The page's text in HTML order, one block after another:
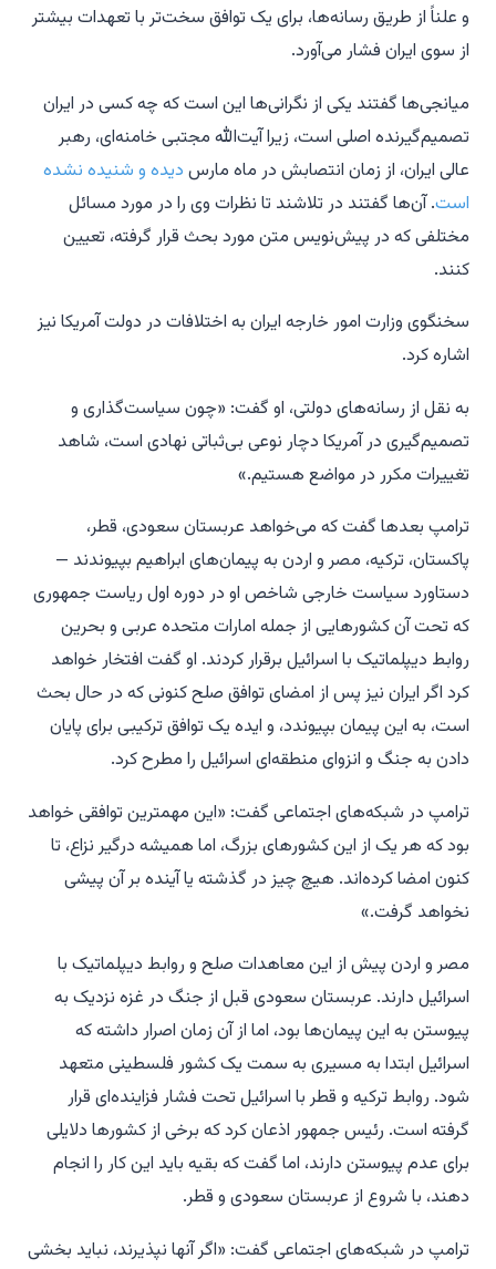
و علناً از طریق رسانه‌ها، برای یک توافق سخت‌تر با تعهدات بیشتر
از سوی ایران فشار می‌آورد.
میانجی‌ها گفتند یکی از نگرانی‌ها این است که چه کسی در ایران
تصمیم‌گیرنده اصلی است، زیرا آیت‌الله مجتبی خامنه‌ای، رهبر
عالی ایران، از زمان انتصابش در ماه مارس دیده و شنیده نشده
است. آن‌ها گفتند در تلاشند تا نظرات وی را در مورد مسائل
مختلفی که در پیش‌نویس متن مورد بحث قرار گرفته، تعیین
کنند.
سخنگوی وزارت امور خارجه ایران به اختلافات در دولت آمریکا نیز
اشاره کرد.
به نقل از رسانه‌های دولتی، او گفت: «چون سیاست‌گذاری و
تصمیم‌گیری در آمریکا دچار نوعی بی‌ثباتی نهادی است، شاهد
تغییرات مکرر در مواضع هستیم.»
ترامپ بعدها گفت که می‌خواهد عربستان سعودی، قطر،
پاکستان، ترکیه، مصر و اردن به پیمان‌های ابراهیم بپیوندند —
دستاورد سیاست خارجی شاخص او در دوره اول ریاست جمهوری
که تحت آن کشورهایی از جمله امارات متحده عربی و بحرین
روابط دیپلماتیک با اسرائیل برقرار کردند. او گفت افتخار خواهد
کرد اگر ایران نیز پس از امضای توافق صلح کنونی که در حال بحث
است، به این پیمان بپیوندد، و ایده یک توافق ترکیبی برای پایان
دادن به جنگ و انزوای منطقه‌ای اسرائیل را مطرح کرد.
ترامپ در شبکه‌های اجتماعی گفت: «این مهمترین توافقی خواهد
بود که هر یک از این کشورهای بزرگ، اما همیشه درگیر نزاع، تا
کنون امضا کرده‌اند. هیچ چیز در گذشته یا آینده بر آن پیشی
نخواهد گرفت.»
مصر و اردن پیش از این معاهدات صلح و روابط دیپلماتیک با
اسرائیل دارند. عربستان سعودی قبل از جنگ در غزه نزدیک به
پیوستن به این پیمان‌ها بود، اما از آن زمان اصرار داشته که
اسرائیل ابتدا به مسیری به سمت یک کشور فلسطینی متعهد
شود. روابط ترکیه و قطر با اسرائیل تحت فشار فزاینده‌ای قرار
گرفته است. رئیس جمهور اذعان کرد که برخی از کشورها دلایلی
برای عدم پیوستن دارند، اما گفت که بقیه باید این کار را انجام
دهند، با شروع از عربستان سعودی و قطر.
ترامپ در شبکه‌های اجتماعی گفت: «اگر آنها نپذیرند، نباید بخشی